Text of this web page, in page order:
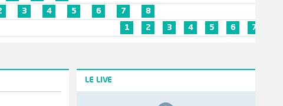
3 4 5 6 7
8
1
2 3 4 5 6 7
LE LIVE